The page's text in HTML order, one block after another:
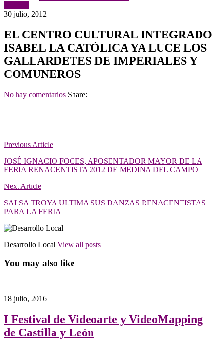
30 julio, 2012
EL CENTRO CULTURAL INTEGRADO
ISABEL LA CATÓLICA YA LUCE LOS
GALLARDETES DE IMPERIALES Y
COMUNEROS
No hay comentarios Share:
Previous Article
JOSÉ IGNACIO FOCES, APOSENTADOR MAYOR DE LA
FERIA RENACENTISTA 2012 DE MEDINA DEL CAMPO
Next Article
SALSA TROYA ULTIMA SUS DANZAS RENACENTISTAS
PARA LA FERIA
Desarrollo Local View all posts
You may also like
18 julio, 2016
I Festival de Videoarte y VideoMapping
de Castilla y León